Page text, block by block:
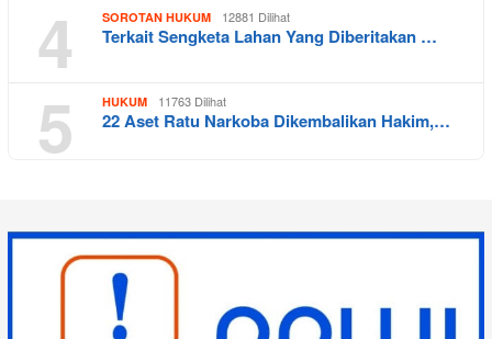
4 SOROTAN HUKUM 12881 Dilihat
Terkait Sengketa Lahan Yang Diberitakan …
5 HUKUM 11763 Dilihat
22 Aset Ratu Narkoba Dikembalikan Hakim,…